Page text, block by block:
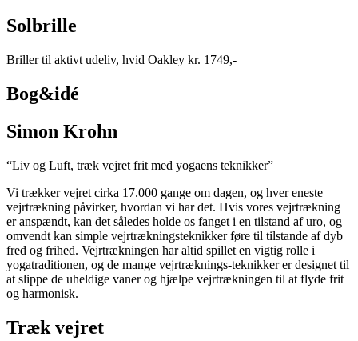
Solbrille
Briller til aktivt udeliv, hvid Oakley kr. 1749,-
Bog&idé
Simon Krohn
“Liv og Luft, træk vejret frit med yogaens teknikker”
Vi trækker vejret cirka 17.000 gange om dagen, og hver eneste
vejrtrækning påvirker, hvordan vi har det. Hvis vores vejrtrækning
er anspændt, kan det således holde os fanget i en tilstand af uro, og
omvendt kan simple vejrtrækningsteknikker føre til tilstande af dyb
fred og frihed. Vejrtrækningen har altid spillet en vigtig rolle i
yogatraditionen, og de mange vejrtræknings-teknikker er designet til
at slippe de uheldige vaner og hjælpe vejrtrækningen til at flyde frit
og harmonisk.
Træk vejret